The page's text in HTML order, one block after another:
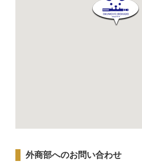
外商部へのお問い合わせ